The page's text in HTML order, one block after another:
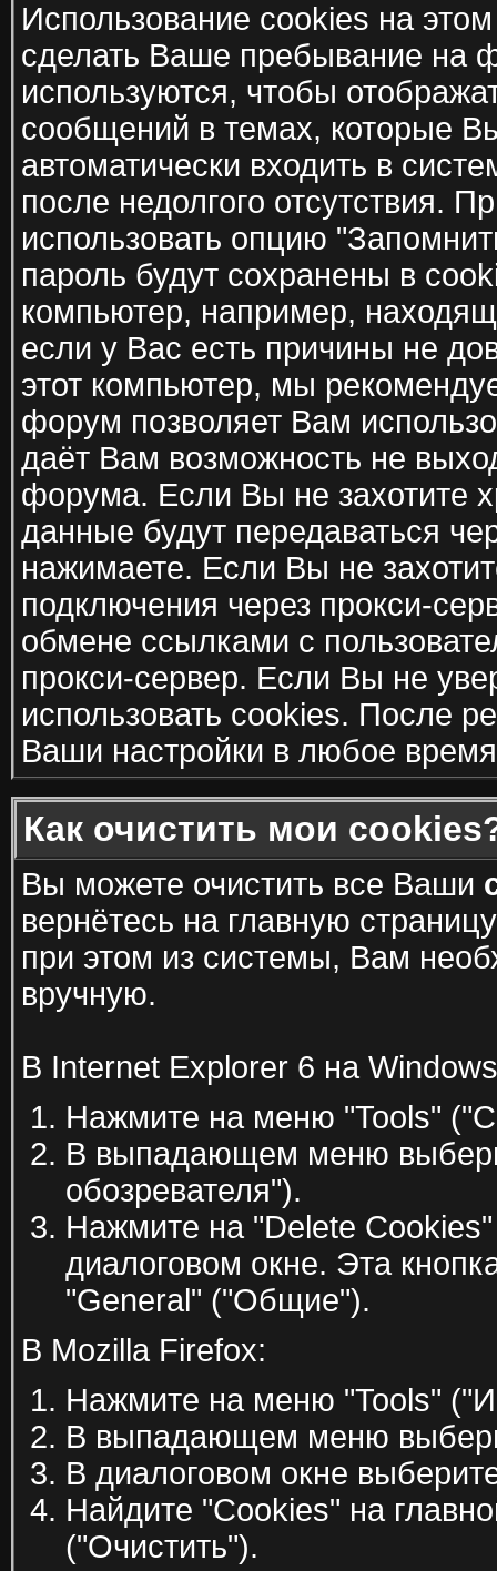
Использование cookies на
сделать Ваше пребывание на
используются, чтобы
сообщений в темах, которые
автоматически входить в
после недолгого отсутствия.
использовать опцию
пароль будут сохранены в
компьютер, например,
если у Вас есть причины не
этот компьютер, мы
форум позволяет Вам
даёт Вам возможность не
форума. Если Вы не захотите
данные будут передаваться
нажимаете. Если Вы не
подключения через прокси-
обмене ссылками с
прокси-сервер. Если Вы не
использовать cookies. После
Ваши настройки в любое
Как очистить мои
Вы можете очистить все Ваши
вернётесь на главную
при этом из системы, Вам
вручную.
В Internet Explorer 6 на
Нажмите на меню "Tools"
В выпадающем меню
обозревателя").
Нажмите на "Delete
диалоговом окне. Эта
"General" ("Общие").
В Mozilla Firefox:
Нажмите на меню "Tools"
В выпадающем меню
В диалоговом окне
Найдите "Cookies" на
("Очистить").